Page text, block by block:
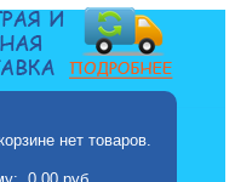
нет товаров.